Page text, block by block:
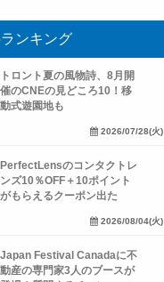
ンキング
トロント夏の風物詩、8月開
催のCNEの見どころ10！移
動式遊園地も
2026/07/28(火)
PerfectLensのコンタクトレ
ンズ10％OFF＋10ポイント
がもらえるクーポン出た
2026/08/04(火)
Japan Festival Canadaに不
動産の専門家3人のブースが